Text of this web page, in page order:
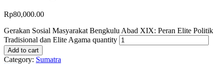
Rp80,000.00
Gerakan Sosial Masyarakat Bengkulu Abad XIX: Peran Elite Politik
Tradisional dan Elite Agama quantity
Add to cart
Category: Sumatra